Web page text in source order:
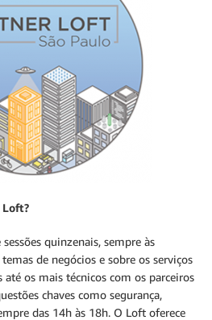
quinzenais, sempre às
de negócios e sobre os serviços
até os mais técnicos com os parceiros
chaves como segurança,
das 14h às 18h. O Loft oferece